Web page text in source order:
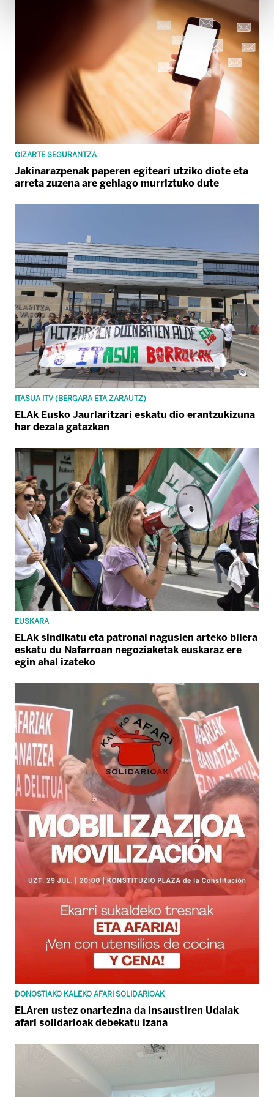
GIZARTE SEGURANTZA
Jakinarazpenak paperen egiteari utziko diote eta
arreta zuzena are gehiago murriztuko dute
ITASUA ITV (BERGARA ETA ZARAUTZ)
ELAk Eusko Jaurlaritzari eskatu dio erantzukizuna
har dezala gatazkan
EUSKARA
ELAk sindikatu eta patronal nagusien arteko bilera
eskatu du Nafarroan negoziaketak euskaraz ere
egin ahal izateko
DONOSTIAKO KALEKO AFARI SOLIDARIOAK
ELAren ustez onartezina da Insaustiren Udalak
afari solidarioak debekatu izana